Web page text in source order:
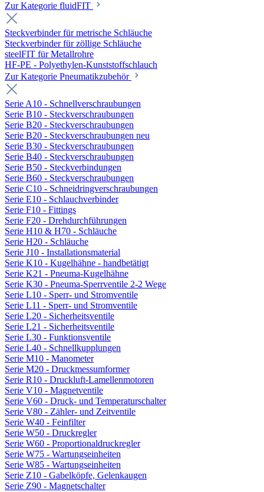
Zur Kategorie fluidFIT
Steckverbinder für metrische Schläuche
Steckverbinder für zöllige Schläuche
steelFIT für Metallrohre
HF-PE - Polyethylen-Kunststoffschlauch
Zur Kategorie Pneumatikzubehör
Serie A10 - Schnellverschraubungen
Serie B10 - Steckverschraubungen
Serie B20 - Steckverschraubungen
Serie B20 - Steckverschraubungen neu
Serie B30 - Steckverschraubungen
Serie B40 - Steckverschraubungen
Serie B50 - Steckverbindungen
Serie B60 - Steckverschraubungen
Serie C10 - Schneidringverschraubungen
Serie E10 - Schlauchverbinder
Serie F10 - Fittings
Serie F20 - Drehdurchführungen
Serie H10 & H70 - Schläuche
Serie H20 - Schläuche
Serie J10 - Installationsmaterial
Serie K10 - Kugelhähne - handbetätigt
Serie K21 - Pneuma-Kugelhähne
Serie K30 - Pneuma-Sperrventile 2-2 Wege
Serie L10 - Sperr- und Stromventile
Serie L11 - Sperr- und Stromventile
Serie L20 - Sicherheitsventile
Serie L21 - Sicherheitsventile
Serie L30 - Funktionsventile
Serie L40 - Schnellkupplungen
Serie M10 - Manometer
Serie M20 - Druckmessumformer
Serie R10 - Druckluft-Lamellenmotoren
Serie V10 - Magnetventile
Serie V60 - Druck- und Temperaturschalter
Serie V80 - Zähler- und Zeitventile
Serie W40 - Feinfilter
Serie W50 - Druckregler
Serie W60 - Proportionaldruckregler
Serie W75 - Wartungseinheiten
Serie W85 - Wartungseinheiten
Serie Z10 - Gabelköpfe, Gelenkaugen
Serie Z90 - Magnetschalter